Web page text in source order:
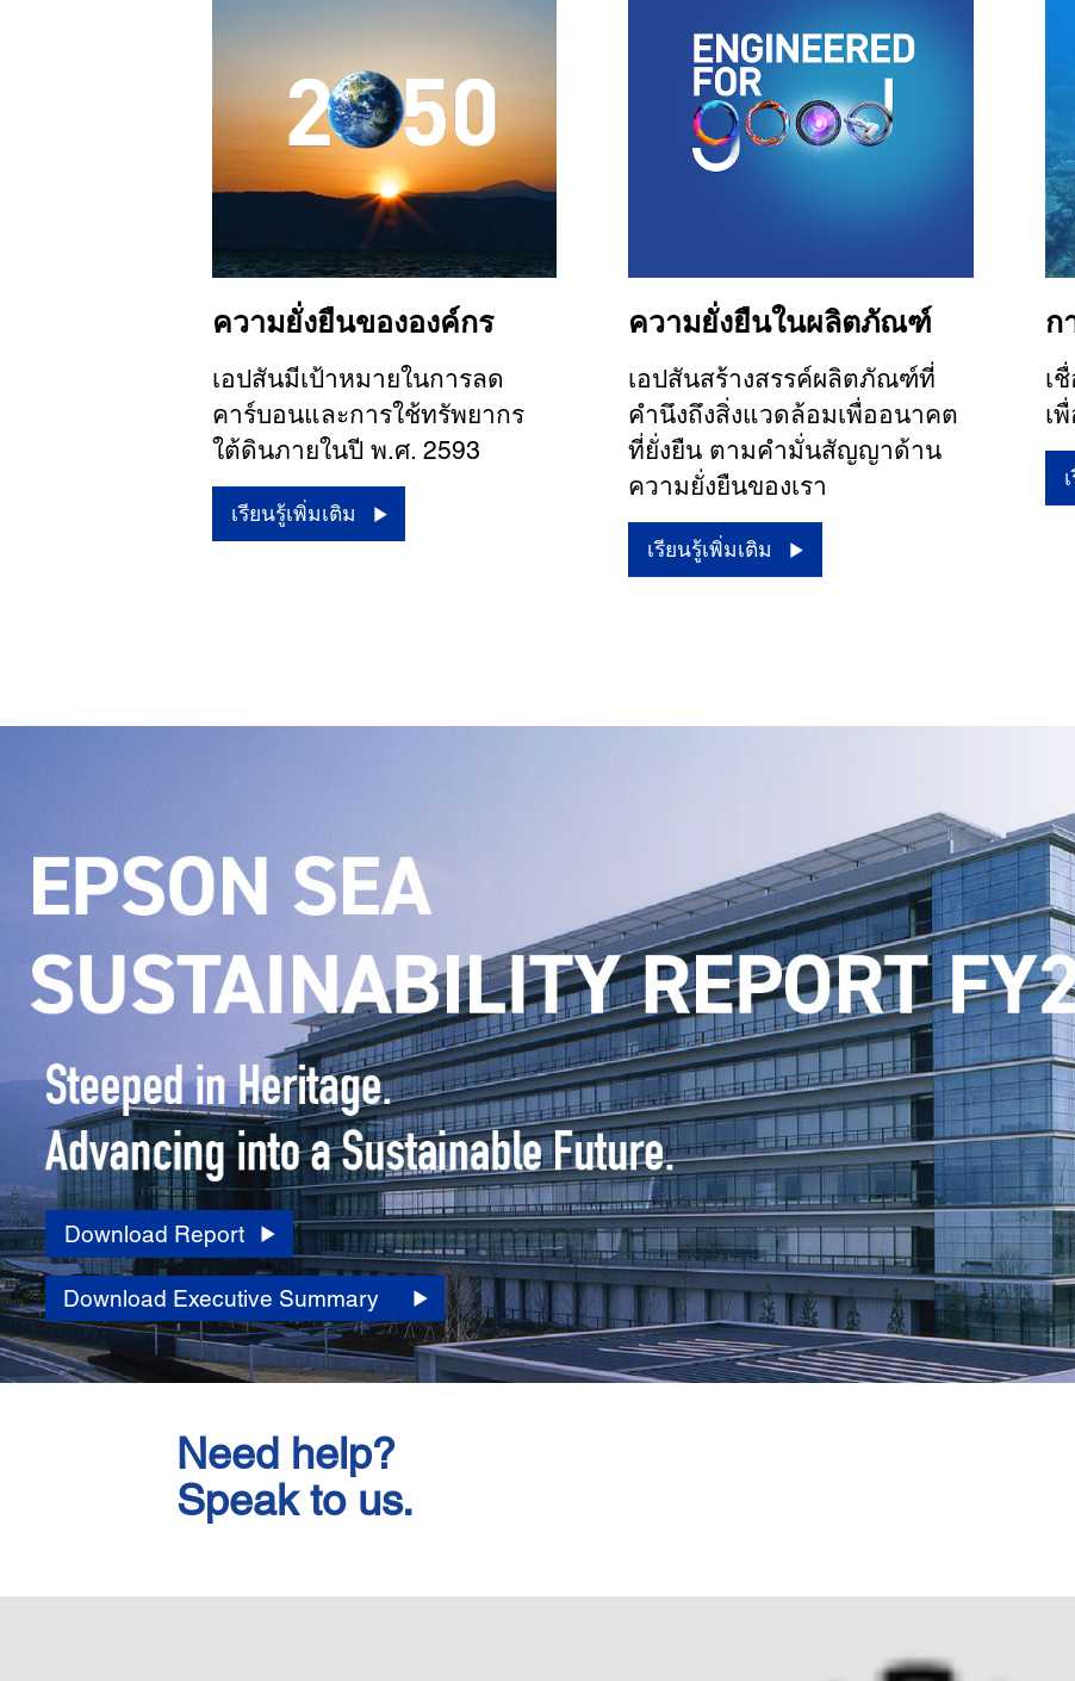
ความยั่งยืนขององค์กร
เอปสันมีเป้าหมายในการลด
คาร์บอนและการใช้ทรัพยากร
ใต้ดินภายในปี พ.ศ. 2593
เรียนรู้เพิ่มเติม
ความยั่งยืนในผลิตภัณฑ์
เอปสันสร้างสรรค์ผลิตภัณฑ์ที่
คำนึงถึงสิ่งแวดล้อมเพื่ออนาคต
ที่ยั่งยืน ตามคำมั่นสัญญาด้าน
ความยั่งยืนของเรา
เรียนรู้เพิ่มเติม
ก
เ
เ
Download Report
Download Executive Summary
Need help?
Speak to us.